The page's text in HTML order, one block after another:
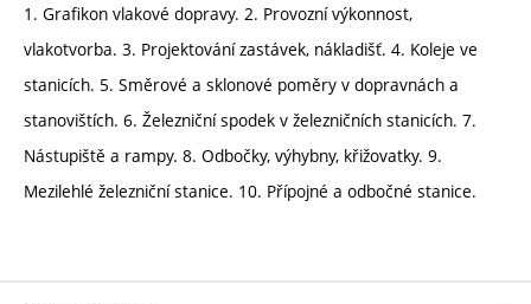
1. Grafikon vlakové dopravy. 2. Provozní výkonnost,
vlakotvorba. 3. Projektování zastávek, nákladišť. 4. Koleje ve
stanicích. 5. Směrové a sklonové poměry v dopravnách a
stanovištích. 6. Železniční spodek v železničních stanicích. 7.
Nástupiště a rampy. 8. Odbočky, výhybny, křižovatky. 9.
Mezilehlé železniční stanice. 10. Přípojné a odbočné stanice.